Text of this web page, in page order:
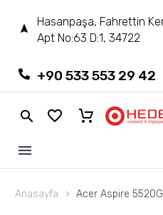
Hasanpaşa, Fahrettin
Apt No:63 D:1, 34722
+90 533 553 29 42
Anasayfa Acer Aspire